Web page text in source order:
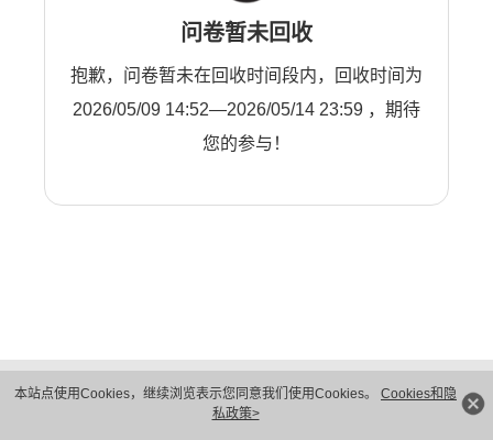
本站点使用Cookies，继续浏览表示您同意我们使用Cookies。 Cookies和隐
私政策>
问卷暂未回收
抱歉，问卷暂未在回收时间段内，回收时间为
2026/05/09 14:52—2026/05/14 23:59 ，期待
您的参与！
隐私保护
法律声明